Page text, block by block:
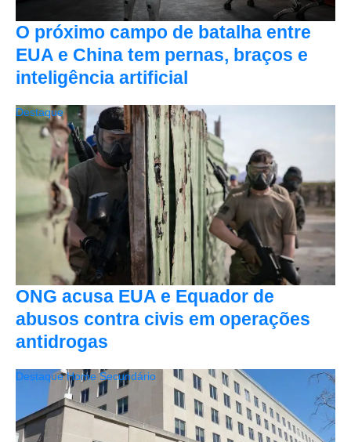
O próximo campo de batalha entre
EUA e China tem pernas, braços e
inteligência artificial
ONG acusa EUA e Equador de
abusos contra civis em operações
antidrogas
Destaque
Destaque Home Secundário